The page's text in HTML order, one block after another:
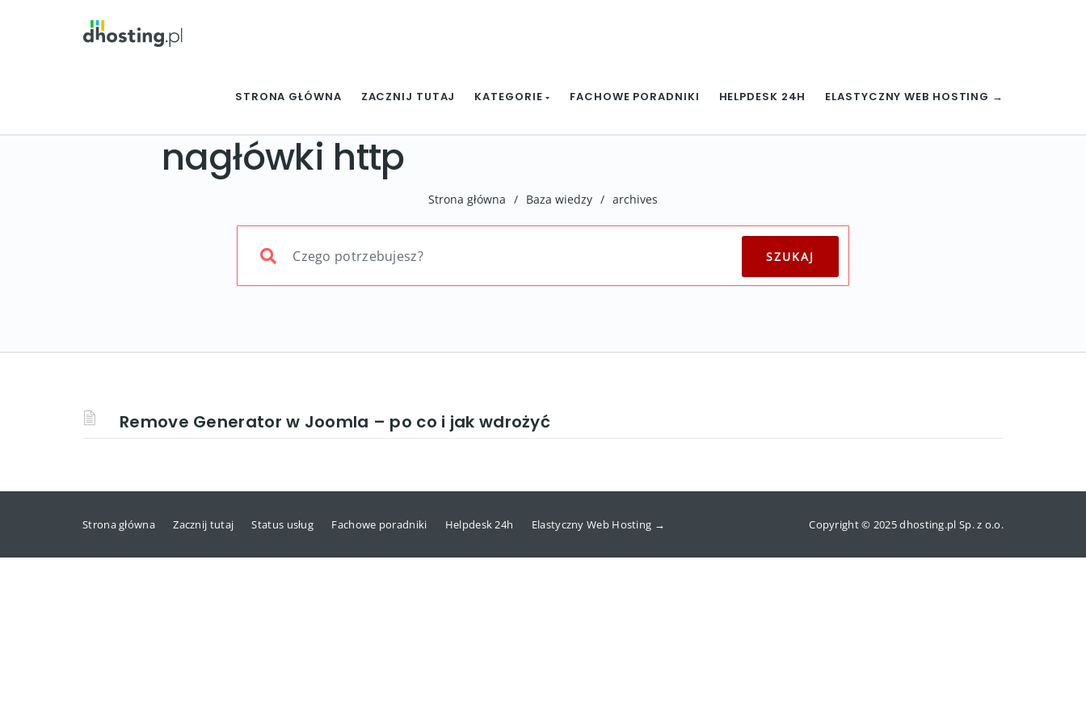
STRONA GŁÓWNA ZACZNIJ TUTAJ KATEGORIE FACHOWE PORADNIKI HELPDESK 24H ELASTYCZNY WEB HOSTING →
nagłówki http
Strona główna / Baza wiedzy / archives
Remove Generator w Joomla – po co i jak wdrożyć
Strona główna Zacznij tutaj Status usług Fachowe poradniki Helpdesk 24h Elastyczny Web Hosting → Copyright © 2025 dhosting.pl Sp. z o.o.